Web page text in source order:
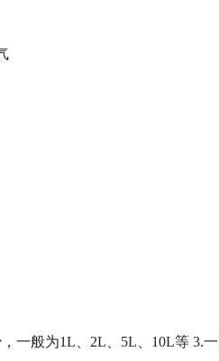
一般为1L、2L、5L、10L等 3.